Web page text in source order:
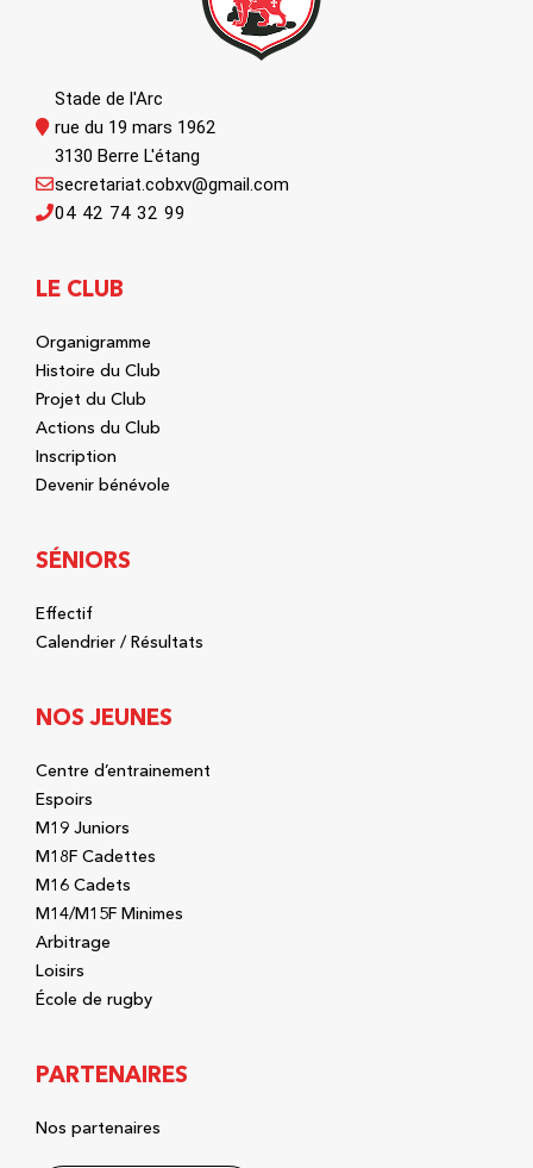
Stade de l'Arc
rue du 19 mars 1962
3130 Berre L'étang
04 42 74 32 99
secretariat.cobxv@gmail.com
LE CLUB
Organigramme
Histoire du Club
Projet du Club
Actions du Club
Inscription
Devenir bénévole
SÉNIORS
Effectif
Calendrier / Résultats
NOS JEUNES
Centre d’entrainement
Espoirs
M19 Juniors
M18F Cadettes
M16 Cadets
M14/M15F Minimes
Arbitrage
Loisirs
École de rugby
PARTENAIRES
Nos partenaires